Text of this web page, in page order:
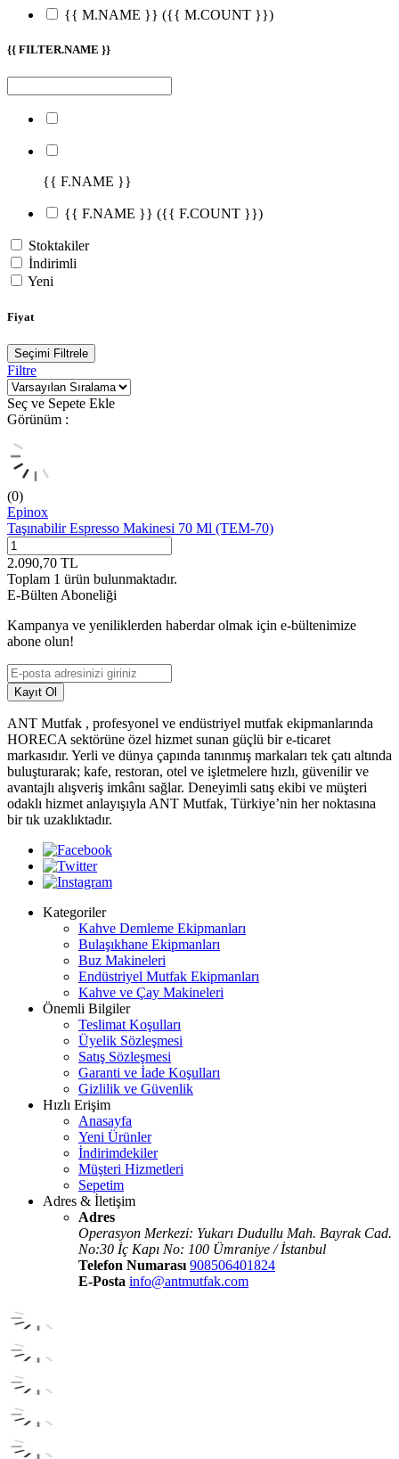
{{ M.NAME }} ({{ M.COUNT }})
{{ FILTER.NAME }}
{{ F.NAME }}
{{ F.NAME }} ({{ F.COUNT }})
Stoktakiler
İndirimli
Yeni
Fiyat
Seçimi Filtrele
Filtre
Seç ve Sepete Ekle
Görünüm :
(0)
Epinox
Taşınabilir Espresso Makinesi 70 Ml (TEM-70)
2.090,70 TL
Toplam 1 ürün bulunmaktadır.
E-Bülten Aboneliği
Kampanya ve yeniliklerden haberdar olmak için e-bültenimize
abone olun!
Kayıt Ol
ANT Mutfak , profesyonel ve endüstriyel mutfak ekipmanlarında
HORECA sektörüne özel hizmet sunan güçlü bir e-ticaret
markasıdır. Yerli ve dünya çapında tanınmış markaları tek çatı altında
buluşturarak; kafe, restoran, otel ve işletmelere hızlı, güvenilir ve
avantajlı alışveriş imkânı sağlar. Deneyimli satış ekibi ve müşteri
odaklı hizmet anlayışıyla ANT Mutfak, Türkiye’nin her noktasına
bir tık uzaklıktadır.
Kategoriler
Kahve Demleme Ekipmanları
Bulaşıkhane Ekipmanları
Buz Makineleri
Endüstriyel Mutfak Ekipmanları
Kahve ve Çay Makineleri
Önemli Bilgiler
Teslimat Koşulları
Üyelik Sözleşmesi
Satış Sözleşmesi
Garanti ve İade Koşulları
Gizlilik ve Güvenlik
Hızlı Erişim
Anasayfa
Yeni Ürünler
İndirimdekiler
Müşteri Hizmetleri
Sepetim
Adres & İletişim
Adres
Operasyon Merkezi: Yukarı Dudullu Mah. Bayrak Cad.
No:30 İç Kapı No: 100 Ümraniye / İstanbul
Telefon Numarası 908506401824
E-Posta info@antmutfak.com